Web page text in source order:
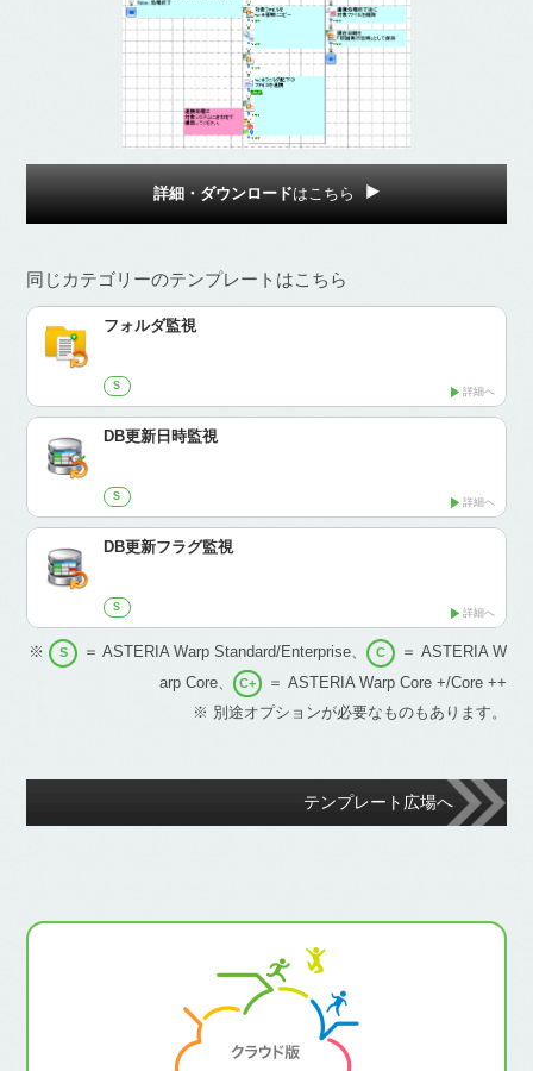
詳細・ダウンロードはこちら
同じカテゴリーのテンプレートはこちら
フォルダ監視
S 詳細へ
DB更新日時監視
S 詳細へ
DB更新フラグ監視
S 詳細へ
※ S ＝ ASTERIA Warp Standard/Enterprise、 C
＝ ASTERIA W
arp Core、
C+
＝ ASTERIA Warp Core +/Core ++
※ 別途オプションが必要なものもあります。
テンプレート広場へ